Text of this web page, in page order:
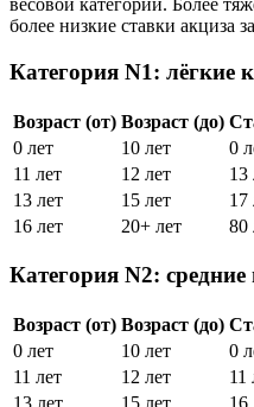
весовой категории. Более
более низкие ставки акциза
Категория N1: лёгкие
Возраст (от) Возраст (до)
0 лет
10 лет
0
11 лет
12 лет
13
13 лет
15 лет
17
16 лет
20+ лет 80
Категория N2:
Возраст (от) Возраст (до)
0 лет
10 лет
0
11 лет
12 лет
11
13 лет
15 лет 16